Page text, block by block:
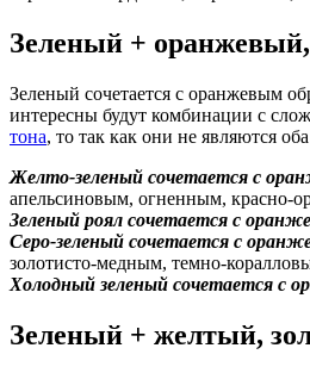
Зеленый +
Зеленый сочетается с оранжевым
интересны будут комбинации с
тона, то так как они не являются
Желто-зеленый сочетается с
апельсиновым, огненным, красно-
Зеленый роял сочетается с
Серо-зеленый сочетается с
золотисто-медным, темно-
Холодный зеленый сочетается с
Зеленый + желтый,